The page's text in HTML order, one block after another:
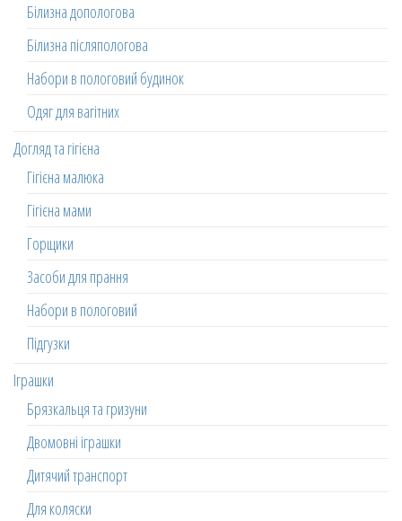
Білизна допологова
Білизна післяпологова
Набори в пологовий будинок
Одяг для вагітних
Догляд та гігієна
Гігієна малюка
Гігієна мами
Горщики
Засоби для прання
Набори в пологовий
Підгузки
Іграшки
Брязкальця та гризуни
Двомовні іграшки
Дитячий транспорт
Для коляски